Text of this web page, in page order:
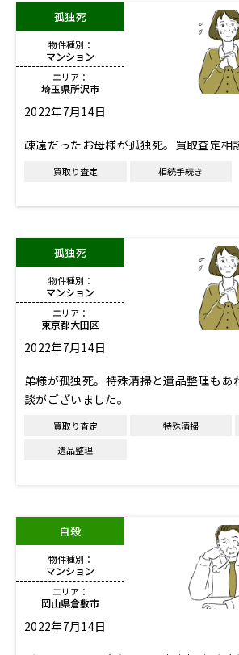
孤独死
物件種別：
マンション
エリア：
埼玉県所沢市
2022年7月14日
疎遠だったお母様が孤独死。買取査定相
買取り査定 相続手続き
孤独死
物件種別：
マンション
エリア：
東京都大田区
2022年7月14日
弟様が孤独死。特殊清掃と遺品整理もあ
談がございました。
買取り査定 特殊清掃
遺品整理
自殺
物件種別：
マンション
エリア：
岡山県倉敷市
2022年7月14日